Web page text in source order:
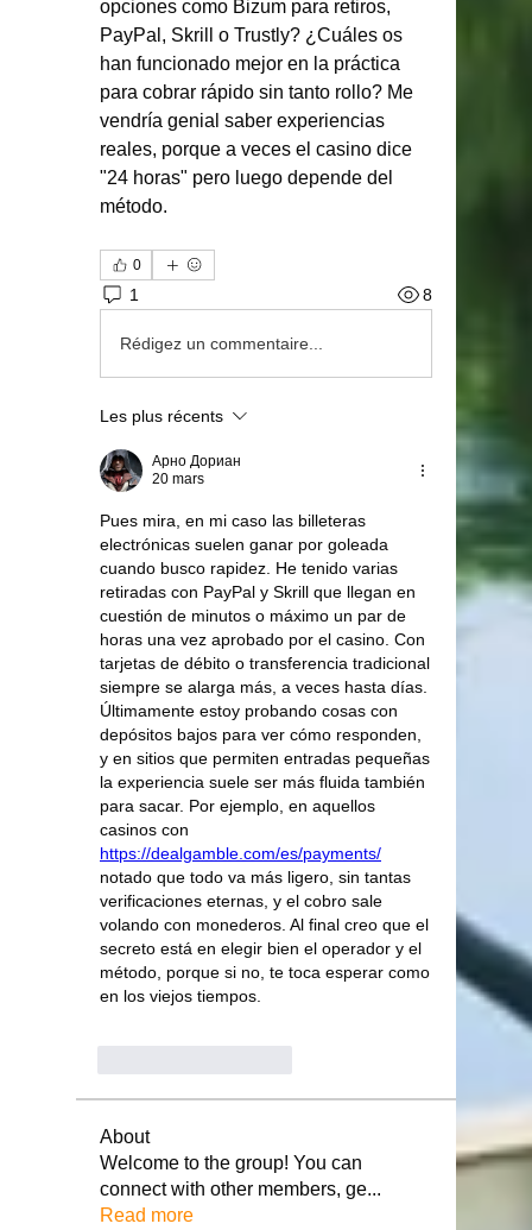
opciones como Bizum para retiros,
PayPal, Skrill o Trustly? ¿Cuáles os
han funcionado mejor en la práctica
para cobrar rápido sin tanto rollo? Me
vendría genial saber experiencias
reales, porque a veces el casino dice
"24 horas" pero luego depende del
método.
0
1 8
Rédigez un commentaire...
Les plus récents
Арно Дориан
20 mars
Pues mira, en mi caso las billeteras
electrónicas suelen ganar por goleada
cuando busco rapidez. He tenido varias
retiradas con PayPal y Skrill que llegan en
cuestión de minutos o máximo un par de
horas una vez aprobado por el casino. Con
tarjetas de débito o transferencia tradicional
siempre se alarga más, a veces hasta días.
Últimamente estoy probando cosas con
depósitos bajos para ver cómo responden,
y en sitios que permiten entradas pequeñas
la experiencia suele ser más fluida también
para sacar. Por ejemplo, en aquellos
https://dealgamble.com/es/payments/
notado que todo va más ligero, sin tantas
verificaciones eternas, y el cobro sale
volando con monederos. Al final creo que el
secreto está en elegir bien el operador y el
método, porque si no, te toca esperar como
en los viejos tiempos.
About
Welcome to the group! You can
connect with other members, ge...
Read more